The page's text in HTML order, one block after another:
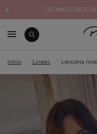
ÚLTIMOS
Inicio Líneas Lencería